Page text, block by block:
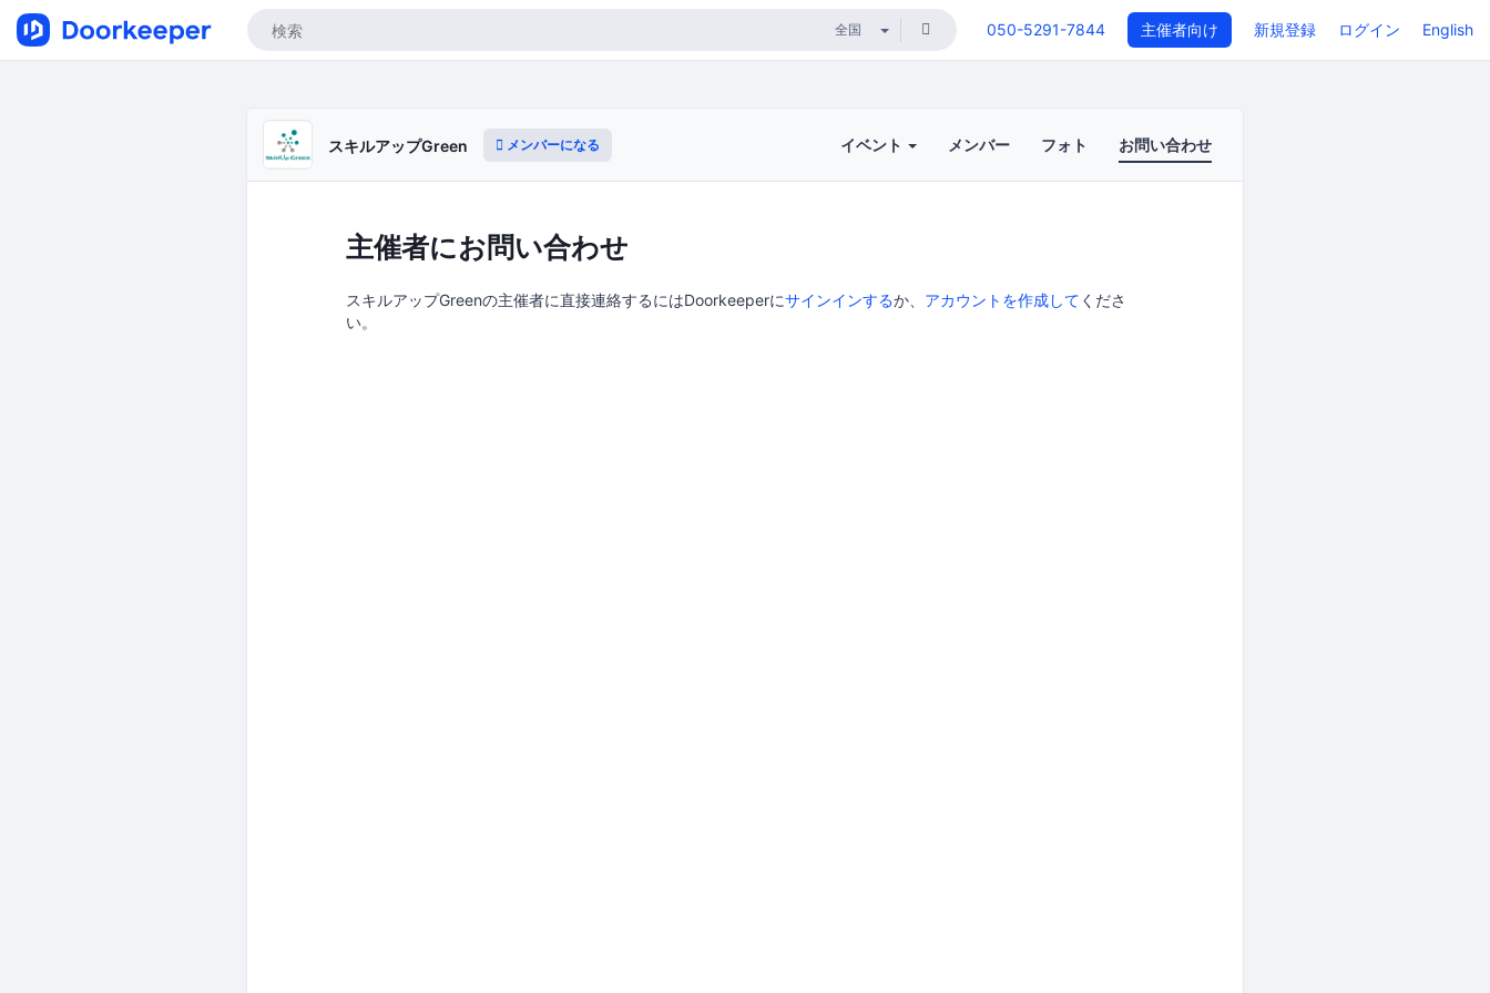
050-5291-7844 主催者向け 新規登録 ログイン English
スキルアップGreen メンバーになる イベント メンバー フォト お問い合わせ
主催者にお問い合わせ
スキルアップGreenの主催者に直接連絡するにはDoorkeeperにサインインするか、 アカウントを作成して くださ
い。